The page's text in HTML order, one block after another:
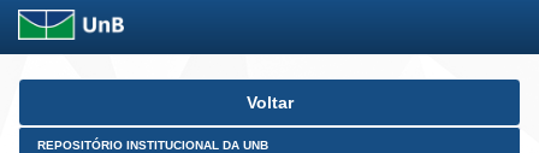
Skip
Voltar
REPOSITÓRIO INSTITUCIONAL DA UNB